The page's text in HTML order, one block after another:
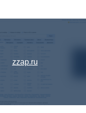
zzap.ru